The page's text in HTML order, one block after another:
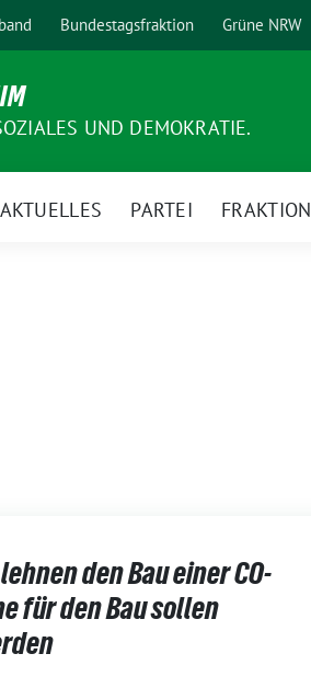
Bundestagsfraktion Grüne NRW
UND DEMOKRATIE.
AKTUELLES PARTEI FRAKTION
den Bau einer CO-
für den Bau sollen